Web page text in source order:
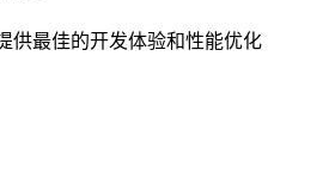
供最佳的开发体验和性能优化